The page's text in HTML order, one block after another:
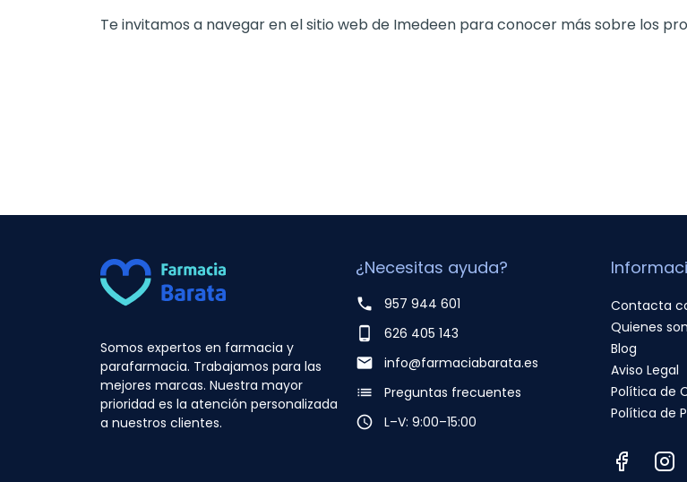
Te invitamos a navegar en el sitio web de Imedeen para conocer más sobre los
Somos expertos en farmacia y
parafarmacia. Trabajamos para las
mejores marcas. Nuestra mayor
prioridad es la atención personalizada
a nuestros clientes.
¿Necesitas ayuda?
phone
957 944 601
phone_android
626 405 143
email
info@farmaciabarata.es
list
Preguntas frecuentes
access_time
L–V: 9:00–15:00
Contacta
Quienes
Blog
Aviso Legal
Política de
Política de